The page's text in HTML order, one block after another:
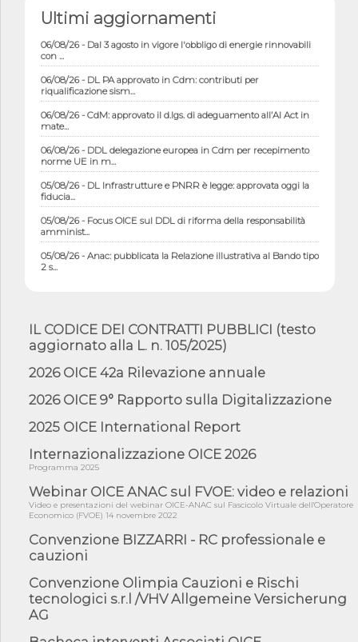
Ultimi aggiornamenti
su a...
06/08/26 - Dal 3 agosto in vigore l'obbligo di energie rinnovabili
con ...
06/08/26 - DL PA approvato in Cdm: contributi per
riqualificazione sism...
06/08/26 - CdM: approvato il d.lgs. di adeguamento all’AI Act in
mate...
06/08/26 - DDL delegazione europea in Cdm per recepimento
norme UE in m...
05/08/26 - DL Infrastrutture e PNRR è legge: approvata oggi la
fiducia...
05/08/26 - Focus OICE sul DDL di riforma della responsabilità
amminist...
05/08/26 - Anac: pubblicata la Relazione illustrativa al Bando tipo
2 s...
05/08/26 - Successo OICE per il bando della Città metropolitana
di Reg...
Campa...
04/08/26 - DL PA: previste cancellazioni da elenchi professionisti
per ...
04/08/26 - International Sustainable Buildings Competition -
04/08/26 - CdS, project financing: progetto di fattibilità da
impugnar...
04/08/26 - Rapporto Anac corruzione 2020-2026: procedimenti
penali per ...
04/08/26 - CdS: partecipazione alla gara non equivale ad
acquiescenza r...
Senato
03/08/26 - TAR Piemonte: RUP può avvalersi di consulente
esterno per v...
03/08/26 - Gruppo FS: nel primo semestre 2026 3 mld di
IL CODICE DEI CONTRATTI PUBBLICI (testo
aggiornato alla L. n. 105/2025)
2026 OICE 42a Rilevazione annuale
2026 OICE 9° Rapporto sulla Digitalizzazione
2025 OICE International Report
Internazionalizzazione OICE 2026
Programma 2025
Webinar OICE ANAC sul FVOE: video e relazioni
Video e presentazioni del webinar OICE-ANAC sul Fascicolo Virtuale dell'Operatore
Economico (FVOE) 14 novembre 2022
Convenzione BIZZARRI - RC professionale e
cauzioni
Convenzione Olimpia Cauzioni e Rischi
tecnologici s.r.l /VHV Allgemeine Versicherung
AG